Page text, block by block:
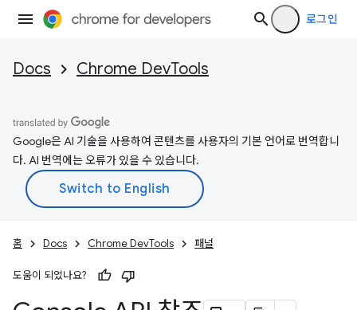
로그인
Docs Chrome DevTools
Google은 AI 기술을 사용하여 콘텐츠를 사용자의 기본 언어로 번역합니
다. AI 번역에는 오류가 있을 수 있습니다.
홈 Docs Chrome DevTools 패널
도움이 되었나요?